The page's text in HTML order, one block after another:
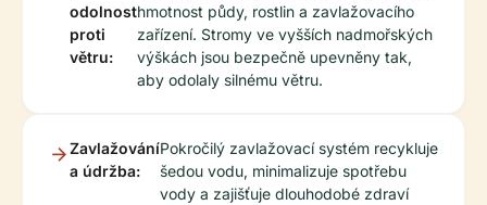
odolnost
proti
větru:
hmotnost půdy, rostlin a zavlažovacího
zařízení. Stromy ve vyšších nadmořských
výškách jsou bezpečně upevněny tak,
aby odolaly silnému větru.
Zavlažování
a údržba:
Pokročilý zavlažovací systém recykluje
šedou vodu, minimalizuje spotřebu
vody a zajišťuje dlouhodobé zdraví